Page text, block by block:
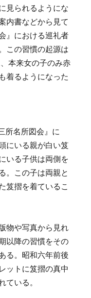
見られるようにな
内書などから見て
』における巡礼者
この習慣の起源は
本来女の子のみ赤
着るようになった
所名所図会』に
にいる親が白い笈
いる子供は両側を
。この子は両親と
笈摺を着ているこ
物や写真から見れ
以降の習慣をその
る。昭和六年前後
ットに笈摺の真中
ている。